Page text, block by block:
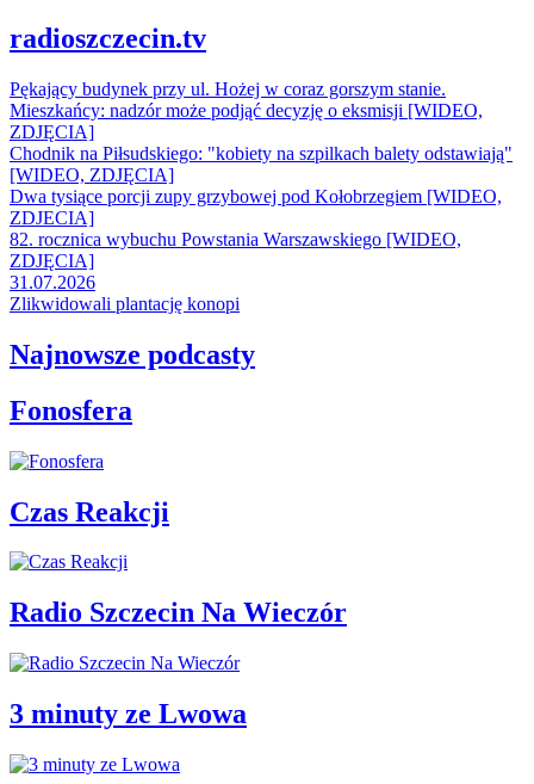
radioszczecin.tv
Pękający budynek przy ul. Hożej w coraz gorszym stanie.
Mieszkańcy: nadzór może podjąć decyzję o eksmisji [WIDEO,
ZDJĘCIA]
Chodnik na Piłsudskiego: "kobiety na szpilkach balety odstawiają"
[WIDEO, ZDJĘCIA]
Dwa tysiące porcji zupy grzybowej pod Kołobrzegiem [WIDEO,
ZDJECIA]
82. rocznica wybuchu Powstania Warszawskiego [WIDEO,
ZDJĘCIA]
31.07.2026
Zlikwidowali plantację konopi
Najnowsze podcasty
Fonosfera
Czas Reakcji
Radio Szczecin Na Wieczór
3 minuty ze Lwowa